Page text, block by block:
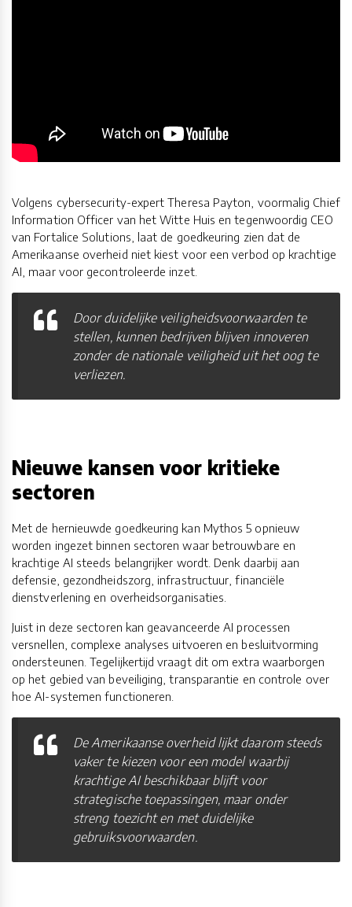
Volgens cybersecurity-expert Theresa Payton, voormalig Chief
Information Officer van het Witte Huis en tegenwoordig CEO
van Fortalice Solutions, laat de goedkeuring zien dat de
Amerikaanse overheid niet kiest voor een verbod op krachtige
AI, maar voor gecontroleerde inzet.
Door duidelijke veiligheidsvoorwaarden te
stellen, kunnen bedrijven blijven innoveren
zonder de nationale veiligheid uit het oog te
verliezen.
Nieuwe kansen voor kritieke
sectoren
Met de hernieuwde goedkeuring kan Mythos 5 opnieuw
worden ingezet binnen sectoren waar betrouwbare en
krachtige AI steeds belangrijker wordt. Denk daarbij aan
defensie, gezondheidszorg, infrastructuur, financiële
dienstverlening en overheidsorganisaties.
Juist in deze sectoren kan geavanceerde AI processen
versnellen, complexe analyses uitvoeren en besluitvorming
ondersteunen. Tegelijkertijd vraagt dit om extra waarborgen
op het gebied van beveiliging, transparantie en controle over
hoe AI-systemen functioneren.
De Amerikaanse overheid lijkt daarom steeds
vaker te kiezen voor een model waarbij
krachtige AI beschikbaar blijft voor
strategische toepassingen, maar onder
streng toezicht en met duidelijke
gebruiksvoorwaarden.